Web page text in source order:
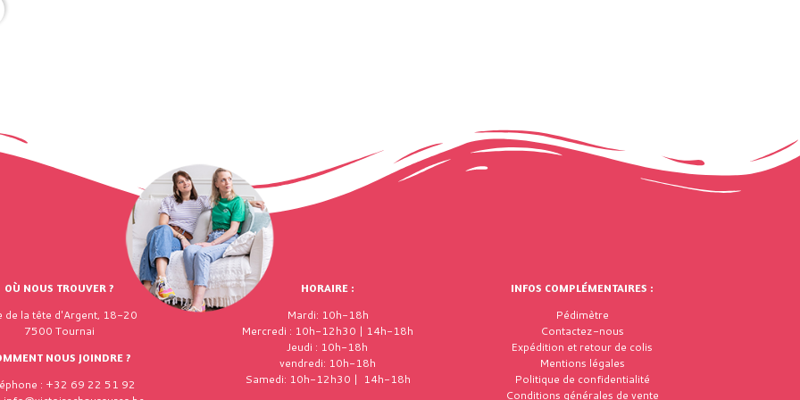
OÙ NOUS TROUVER ?
de la tête d'Argent, 18-20
7500 Tournai
NOUS JOINDRE ?
: +32 69 22 51 92
HORAIRE :
Mardi: 10h-18h
Mercredi : 10h-12h30 | 14h-18h
Jeudi : 10h-18h
vendredi: 10h-18h
Samedi: 10h-12h30 | 14h-18h
INFOS COMPLÉMENTAIRES :
Pédimètre
Contactez-nous
Expédition et retour de colis
Mentions légales
Politique de confidentialité
Conditions générales de vente